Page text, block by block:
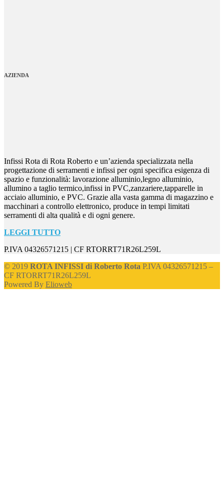
AZIENDA
Infissi Rota di Rota Roberto e un’azienda specializzata nella
progettazione di serramenti e infissi per ogni specifica esigenza di
spazio e funzionalità: lavorazione alluminio,legno alluminio,
allumino a taglio termico,infissi in PVC,zanzariere,tapparelle in
acciaio alluminio, e PVC. Grazie alla vasta gamma di magazzino e
macchinari a controllo elettronico, produce in tempi limitati
serramenti di alta qualità e di ogni genere.
LEGGI TUTTO
P.IVA 04326571215 | CF RTORRT71R26L259L
© 2019 ROTA INFISSI di Roberto Rota P.IVA 04326571215 –
CF RTORRT71R26L259L
Powered By Elioweb